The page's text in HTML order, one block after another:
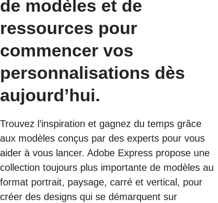
de modèles et de
ressources pour
commencer vos
personnalisations dès
aujourd’hui.
Trouvez l’inspiration et gagnez du temps grâce
aux modèles conçus par des experts pour vous
aider à vous lancer. Adobe Express propose une
collection toujours plus importante de modèles au
format portrait, paysage, carré et vertical, pour
créer des designs qui se démarquent sur